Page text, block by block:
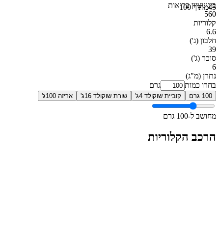
45מתוך 100בינוניציון בריאות
560
קלוריות
6.6
חלבון (ג')
39
סוכר (ג')
6
נתרן (מ"ג)
בחרו כמות
גרם
100 גרם קוביית שוקולד 4ג' שורת שוקולד 16ג' אריזה 100ג'
מחושב ל-100 גרם
הרכב הקלוריות